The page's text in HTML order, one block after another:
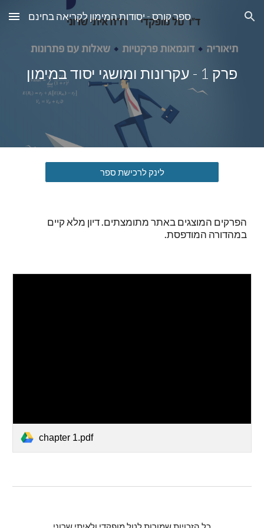
Skip to main content Skip to navigationספר קורס - יסודות המימון לקריאה בחינם
פרק 1 - עקרונות ומושגי יסוד במימון
לינק לרכישת ספר
הפרקים המוצגים באתר מתומצתים. דיון מלא קיים
במהדורה המודפסת.
chapter 1.pdf